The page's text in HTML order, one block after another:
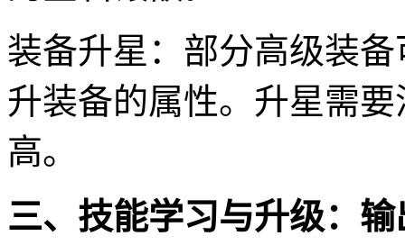
装备升星：部分高级装
升装备的属性。升星需
高。
三、技能学习与升级：